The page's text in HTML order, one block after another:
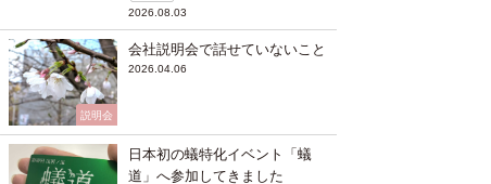
2026.08.03
説明会
会社説明会で話せていないこと
2026.04.06
日本初の蟻特化イベント「蟻
道」へ参加してきました